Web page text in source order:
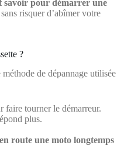
savoir pour démarrer une
risquer d’abîmer votre
?
méthode de dépannage utilisée
faire tourner le démarreur.
plus.
route une moto longtemps